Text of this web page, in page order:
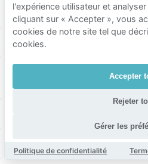
Berlin Nordbahnhof
Volkspark am Weinberg
Kin Za - Georgisches
Kitchen Georgian Restaurant
l'expérience utilisateur et
cliquant sur « Accepter », vous
cookies de notre site tel que
cookies.
Accepter
Rejeter
Gérer les
Politique de confidentialité